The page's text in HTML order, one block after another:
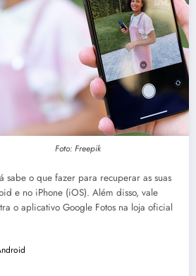
Foto: Freepik
sabe o que fazer para recuperar as suas
e no iPhone (iOS). Além disso, vale
o aplicativo Google Fotos na loja oficial